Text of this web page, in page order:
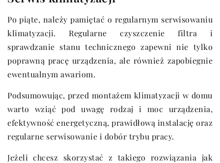
Po piąte, należy pamiętać o regularnym serwisowaniu
klimatyzacji. Regularne czyszczenie filtra i
sprawdzanie stanu technicznego zapewni nie tylko
poprawną pracę urządzenia, ale również zapobiegnie
ewentualnym awariom.
Podsumowując, przed montażem klimatyzacji w domu
warto wziąć pod uwagę rodzaj i moc urządzenia,
efektywność energetyczną, prawidłową instalację oraz
regularne serwisowanie i dobór trybu pracy.
Jeżeli chcesz skorzystać z takiego rozwiązania jak